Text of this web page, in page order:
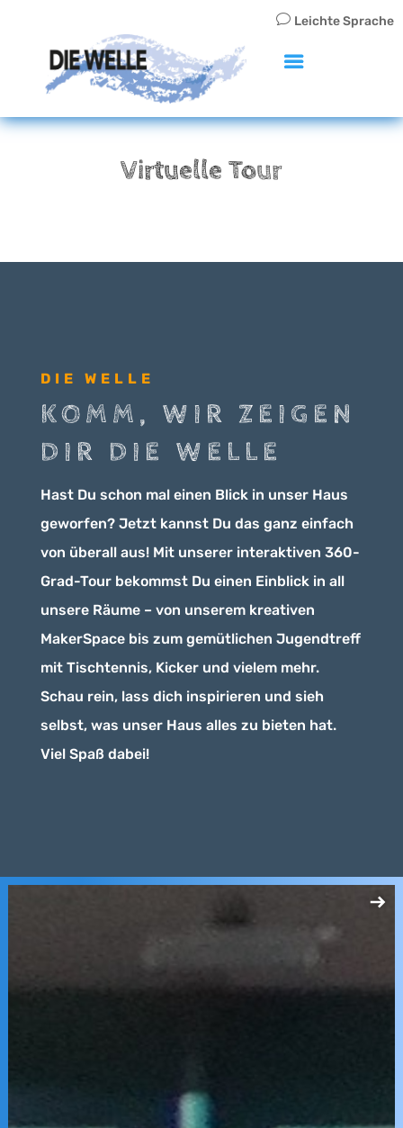
v Leichte Sprache
Virtuelle Tour
DIE WELLE
KOMM, WIR ZEIGEN
DIR DIE WELLE
Hast Du schon mal einen Blick in unser Haus
geworfen? Jetzt kannst Du das ganz einfach
von überall aus! Mit unserer interaktiven 360-
Grad-Tour bekommst Du einen Einblick in all
unsere Räume – von unserem kreativen
MakerSpace bis zum gemütlichen Jugendtreff
mit Tischtennis, Kicker und vielem mehr.
Schau rein, lass dich inspirieren und sieh
selbst, was unser Haus alles zu bieten hat.
Viel Spaß dabei!